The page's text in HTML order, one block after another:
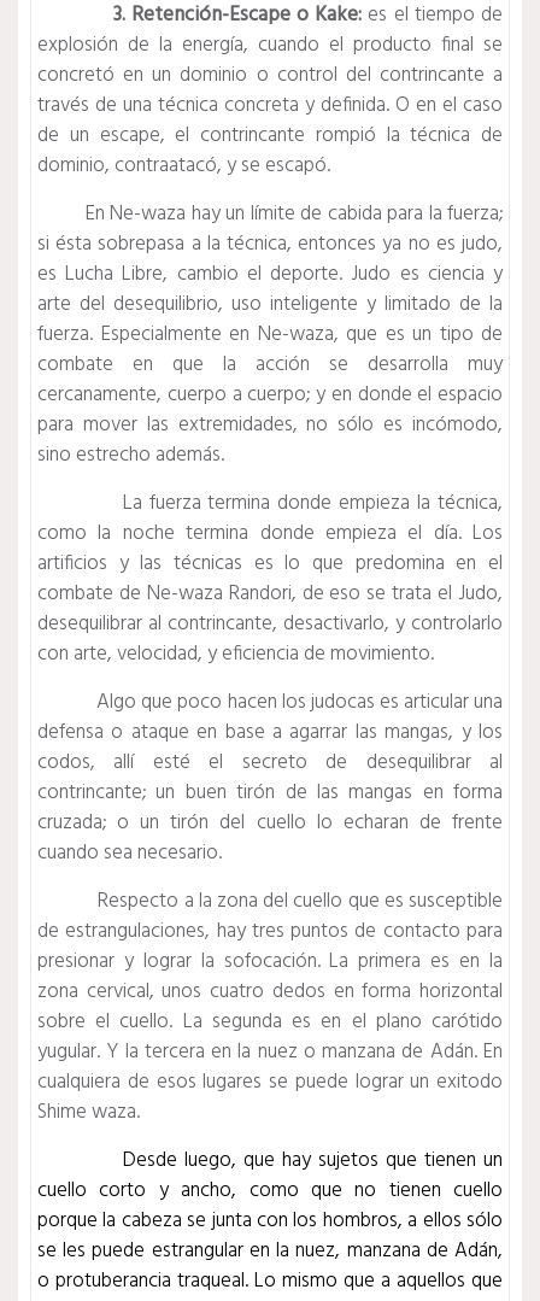
3. Retención-Escape o Kake: es el tiempo de
explosión de la energía, cuando el producto final se
concretó en un dominio o control del contrincante a
través de una técnica concreta y definida. O en el caso
de un escape, el contrincante rompió la técnica de
dominio, contraatacó, y se escapó.
En Ne-waza hay un límite de cabida para la fuerza;
si ésta sobrepasa a la técnica, entonces ya no es judo,
es Lucha Libre, cambio el deporte. Judo es ciencia y
arte del desequilibrio, uso inteligente y limitado de la
fuerza. Especialmente en Ne-waza, que es un tipo de
combate en que la acción se desarrolla muy
cercanamente, cuerpo a cuerpo; y en donde el espacio
para mover las extremidades, no sólo es incómodo,
sino estrecho además.
La fuerza termina donde empieza la técnica,
como la noche termina donde empieza el día. Los
artificios y las técnicas es lo que predomina en el
combate de Ne-waza Randori, de eso se trata el Judo,
desequilibrar al contrincante, desactivarlo, y controlarlo
con arte, velocidad, y eficiencia de movimiento.
Algo que poco hacen los judocas es articular una
defensa o ataque en base a agarrar las mangas, y los
codos, allí esté el secreto de desequilibrar al
contrincante; un buen tirón de las mangas en forma
cruzada; o un tirón del cuello lo echaran de frente
cuando sea necesario.
Respecto a la zona del cuello que es susceptible
de estrangulaciones, hay tres puntos de contacto para
presionar y lograr la sofocación. La primera es en la
zona cervical, unos cuatro dedos en forma horizontal
sobre el cuello. La segunda es en el plano carótido
yugular. Y la tercera en la nuez o manzana de Adán. En
cualquiera de esos lugares se puede lograr un exitodo
Shime waza.
Desde luego, que hay sujetos que tienen un
cuello corto y ancho, como que no tienen cuello
porque la cabeza se junta con los hombros, a ellos sólo
se les puede estrangular en la nuez, manzana de Adán,
o protuberancia traqueal. Lo mismo que a aquellos que